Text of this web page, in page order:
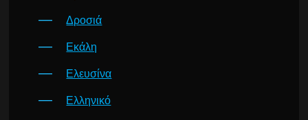
Δροσιά
Εκάλη
Ελευσίνα
Ελληνικό